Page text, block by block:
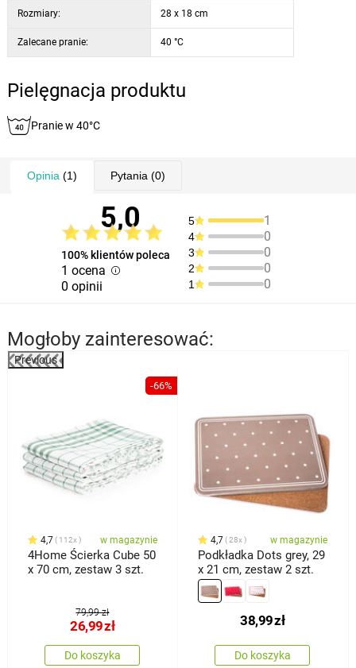
Rozmiary: 28 x 18 cm
Zalecane pranie: 40 °C
Pielęgnacja produktu
Pranie w 40°C
Opinia (1) Pytania (0)
5,0
100% klientów poleca
1 ocena
0 opinii
5 1
4 0
3 0
2 0
1 0
Mogłoby zainteresować:
Previous
-66%
4,7 112x w magazynie
4Home Ścierka Cube 50
x 70 cm, zestaw 3 szt.
79,99 zł
26,99zł
Do koszyka
4,7 28x w magazynie
Podkładka Dots grey, 29
x 21 cm, zestaw 2 szt.
38,99zł
Do koszyka